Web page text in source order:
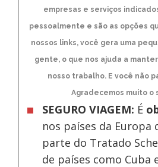
empresas e serviços
pessoalmente e são as opções
nossos links, você gera uma
gente, o que nos ajuda a
nosso trabalho. E você não
Agradecemos muito o
SEGURO VIAGEM: É
nos países da Europa
parte do Tratado
de países como Cuba